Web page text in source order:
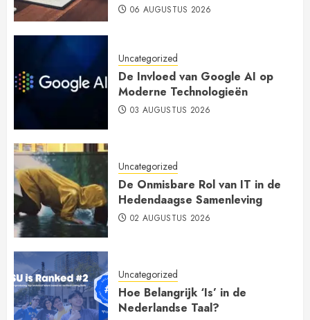
06 AUGUSTUS 2026
Uncategorized
De Invloed van Google AI op
Moderne Technologieën
03 AUGUSTUS 2026
Uncategorized
De Onmisbare Rol van IT in de
Hedendaagse Samenleving
02 AUGUSTUS 2026
Uncategorized
Hoe Belangrijk ‘Is’ in de
Nederlandse Taal?